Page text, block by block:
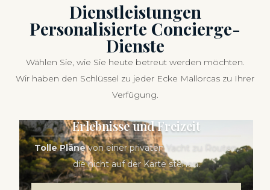
Dienstleistungen
Personalisierte Concierge-
Dienste
Wählen Sie, wie Sie heute betreut werden möchten.
Wir haben den Schlüssel zu jeder Ecke Mallorcas zu Ihrer
Verfügung.
Erlebnisse und Freizeit
Tolle Plänevon einer privaten Yacht zu Routen,
die nicht auf der Karte stehen.